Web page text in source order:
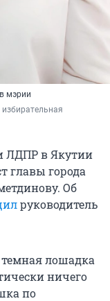
мэрии
избирательная
ЛДПР в Якутии
главы города
Об
руководитель
лошадка
ничего
по